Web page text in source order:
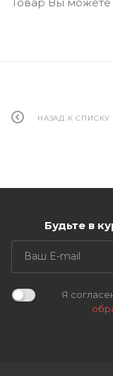
НАЗАД К СПИСКУ
Будьте в
Я